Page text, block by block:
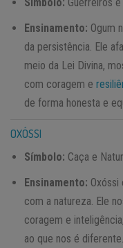
Ensinamento: Ogum
da persistência. Ele
meio da Lei Divina,
com coragem e
de forma honesta e
OXÓSSI
Símbolo: Caça e
Ensinamento: Oxóssi
com a natureza. Ele
coragem e
ao que nos é